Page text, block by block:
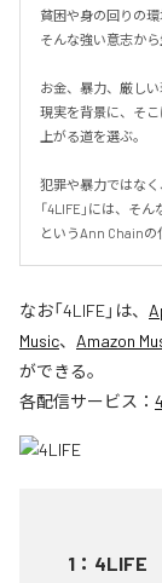
貧困や身の回りの
そんな強い意志から
お金、暴力、厳し
現実を背景に、そ
上がる道を選ぶ。
犯罪や暴力ではなく
「4LIFE」には、そ
というAnn Chainの
なお「4LIFE」は、
Music、 Amazon
ができる。
各配信サービス：
1 ： 4LIFE